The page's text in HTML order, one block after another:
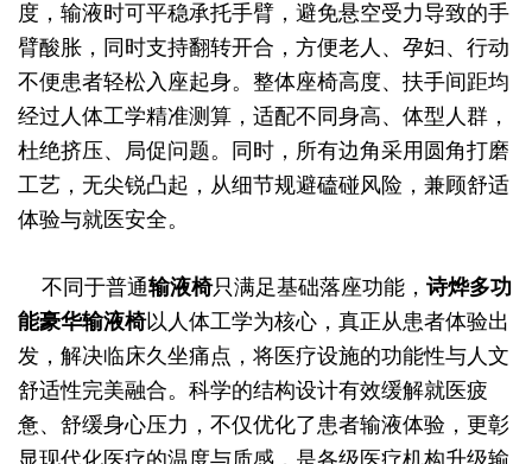
度，输液时可平稳承托手臂，避免悬空受力导致的手
臂酸胀，同时支持翻转开合，方便老人、孕妇、行动
不便患者轻松入座起身。整体座椅高度、扶手间距均
经过人体工学精准测算，适配不同身高、体型人群，
杜绝挤压、局促问题。同时，所有边角采用圆角打磨
工艺，无尖锐凸起，从细节规避磕碰风险，兼顾舒适
体验与就医安全。
不同于普通输液椅只满足基础落座功能， 诗烨多功
能豪华输液椅以人体工学为核心，真正从患者体验出
发，解决临床久坐痛点，将医疗设施的功能性与人文
舒适性完美融合。科学的结构设计有效缓解就医疲
惫、舒缓身心压力，不仅优化了患者输液体验，更彰
显现代化医疗的温度与质感，是各级医疗机构升级输